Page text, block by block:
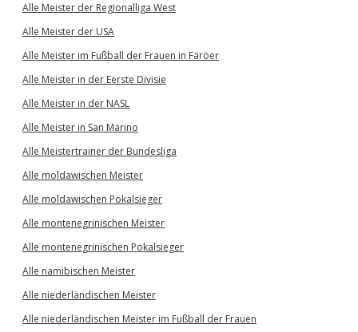
Alle Meister der Regionalliga West
Alle Meister der USA
Alle Meister im Fußball der Frauen in Färöer
Alle Meister in der Eerste Divisie
Alle Meister in der NASL
Alle Meister in San Marino
Alle Meistertrainer der Bundesliga
Alle moldawischen Meister
Alle moldawischen Pokalsieger
Alle montenegrinischen Meister
Alle montenegrinischen Pokalsieger
Alle namibischen Meister
Alle niederländischen Meister
Alle niederländischen Meister im Fußball der Frauen